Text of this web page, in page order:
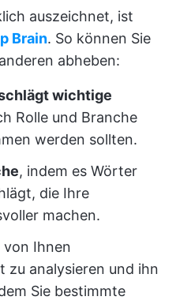
auszeichnet, ist
Brain. So können Sie
abheben:
wichtige
Rolle und Branche
werden sollten.
, indem es Wörter
die Ihre
machen.
von Ihnen
zu analysieren und ihn
Sie bestimmte